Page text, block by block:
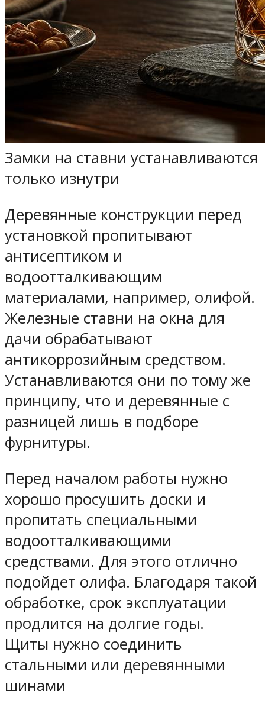
Замки на ставни устанавливаются
только изнутри
Деревянные конструкции перед
установкой пропитывают
антисептиком и
водоотталкивающим
материалами, например, олифой.
Железные ставни на окна для
дачи обрабатывают
антикоррозийным средством.
Устанавливаются они по тому же
принципу, что и деревянные с
разницей лишь в подборе
фурнитуры.
Перед началом работы нужно
хорошо просушить доски и
пропитать специальными
водоотталкивающими
средствами. Для этого отлично
подойдет олифа. Благодаря такой
обработке, срок эксплуатации
продлится на долгие годы.
Щиты нужно соединить
стальными или деревянными
шинами